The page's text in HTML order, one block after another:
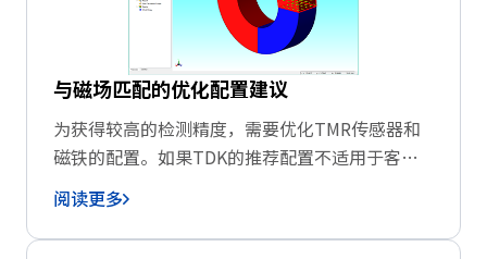
与磁场匹配的优化配置建议
为获得较高的检测精度，需要优化TMR传感器和
磁铁的配置。如果TDK的推荐配置不适用于客户
的应用，或者使用自主磁铁时，需要选取最佳位
置来减小组装公差造成的影响
阅读更多